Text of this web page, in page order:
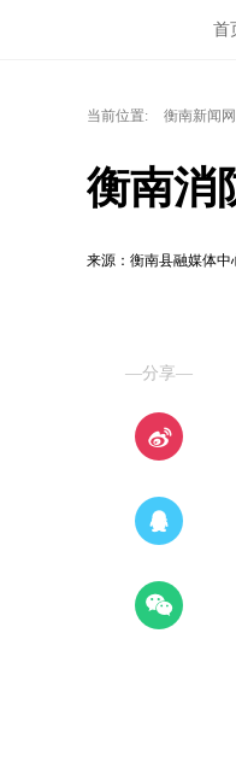
首
当前位置: 衡南新闻网
衡南消
来源：衡南县融媒体中
—分享—